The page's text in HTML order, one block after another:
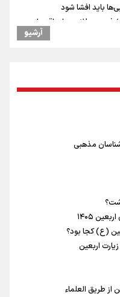
باید افشا شود
فرصت طلایی برای اقتصاد
مسابقات پاکستان است نه
آمریکا را بازداشت کرد
ایران برگردیم/ حضور شهاب
پرسپولیس فصل موفقی
تلاش می کنم تا به طلای
همکاری‌های ورزش و
سند همکاری سه‌ساله فصل
ملی را بالا برد/ برای
را شکست دهیم
تایلندی
آرشیو
مذهبی
۱۴۰۵
(ع) کجا بود؟
اربعین
از طریق العلماء